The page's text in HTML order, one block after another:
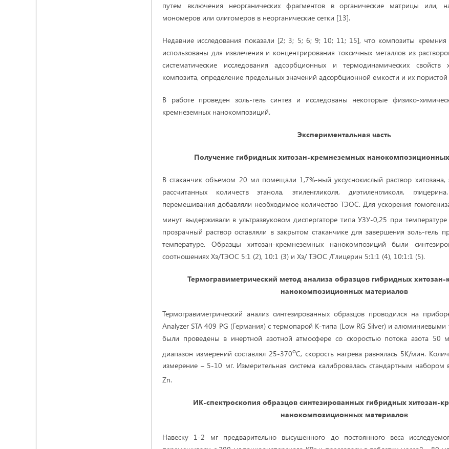
путем включения неорганических фрагментов в органические матрицы или,
мономеров или олигомеров в неорганические сетки [13].
Недавние исследования показали [2; 3; 5; 6; 9; 10; 11; 15], что композиты кремния
использованы для извлечения и концентрирования токсичных металлов из
систематические исследования адсорбционных и термодинамических свойств
композита, определение предельных значений адсорбционной емкости и их пористой
В работе проведен золь-гель синтез и исследованы некоторые физико-
кремнеземных нанокомпозиций.
Экспериментальная часть
Получение гибридных хитозан-кремнеземных
В стаканчик объемом 20 мл помещали 1,7%-ный уксуснокислый раствор хитозана,
рассчитанных количеств этанола, этиленгликоля, диэтиленгликоля,
перемешивания добавляли необходимое количество ТЭОС. Для ускорения
минут выдерживали в ультразвуковом диспергаторе типа УЗУ-0,25 при
прозрачный раствор оставляли в закрытом стаканчике для завершения золь-гель
температуре. Образцы хитозан-кремнеземных нанокомпозиций были
соотношениях Хз/ТЭОС 5:1 (2), 10:1 (3) и Хз/ ТЭОС /Глицерин 5:1:1 (4), 10:1:1 (5).
Термогравиметрический метод анализа образцов гибридных хитозан-
нанокомпозиционных материалов
Термогравиметрический анализ синтезированных образцов проводился на
Analyzer STA 409 PG (Германия) с термопарой К-типа (Low RG Silver) и алюминиевыми
были проведены в инертной азотной атмосфере со скоростью потока азота 50
диапазон измерений составлял 25-370оС, скорость нагрева равнялась 5К/мин.
измерение – 5-10 мг. Измерительная система калибровалась стандартным набором
Zn.
ИК-спектроскопия образцов синтезированных гибридных хитозан-
нанокомпозиционных материалов
Навеску 1-2 мг предварительно высушенного до постоянного веса